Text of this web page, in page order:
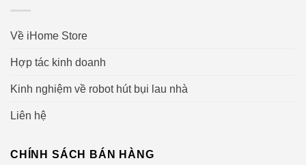
Về iHome Store
Hợp tác kinh doanh
Kinh nghiệm về robot hút bụi lau nhà
Liên hệ
CHÍNH SÁCH BÁN HÀNG